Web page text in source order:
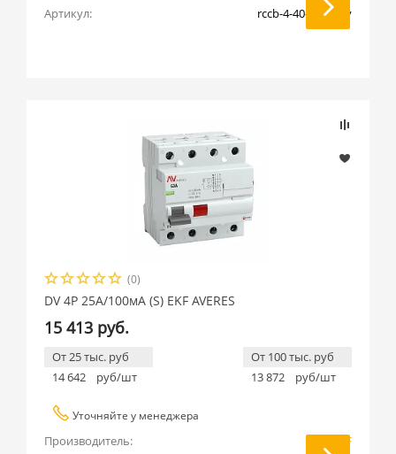
Артикул:
rccb-4-40-100-s-av
(0)
DV 4P 25А/100мА (S) EKF AVERES
15 413 руб.
От 25 тыс. руб
14 642
руб/шт
От 100 тыс. руб
13 872
руб/шт
Уточняйте у менеджера
Производитель:
EKF